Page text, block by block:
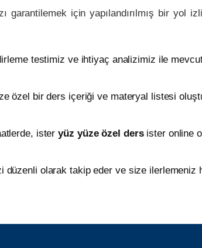
garantilemek için yapılandırılmış bir
testimiz ve ihtiyaç analizimiz ile
özel bir ders içeriği ve materyal listesi
isteryüz yüze özel dersister online
düzenli olarak takip eder ve size ilerlemeniz